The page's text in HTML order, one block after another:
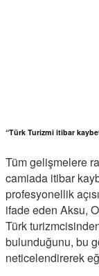
“Türk Turizmi itibar
Tüm gelişmelere
camiada itibar
profesyonellik
ifade eden Aksu,
Türk
bulunduğunu, bu
neticelendirerek